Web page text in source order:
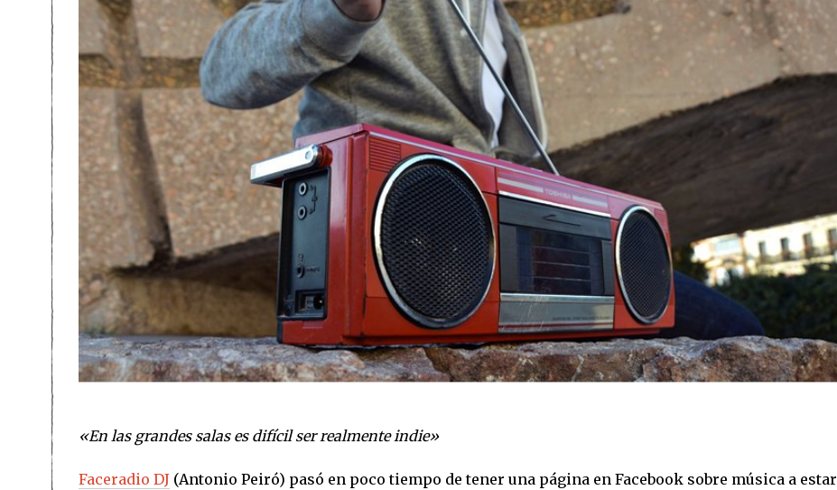
«En las grandes salas es difícil ser realmente indie»
Faceradio DJ (Antonio Peiró) pasó en poco tiempo de tener una página en Facebook sobre música a estar